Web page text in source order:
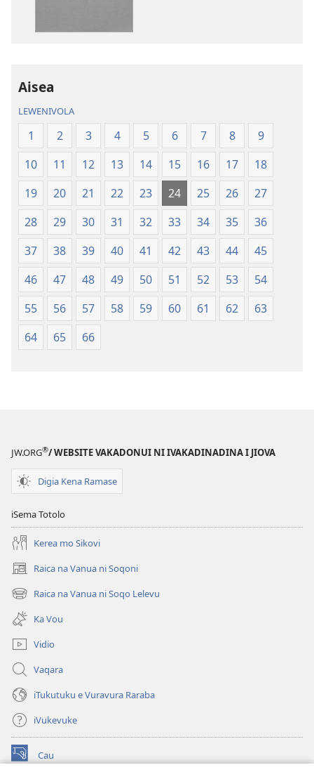
Vuravura
Vou
Aisea
LEWENIVOLA
1 2 3 4 5 6 7 8
9
10
11 12 13 14 15 16 17
18
19
20 21 22 23 24 25 26
27
28
29 30 31 32 33 34 35
36
37
38 39 40 41 42 43 44
45
46
47 48 49 50 51 52 53
54
55
56 57 58 59 60 61 62
63
64
65 66
JW.ORG®/ WEBSITE VAKADONUI NI IVAKADINADINA I JIOVA
Digia Kena Ramase
iSema Totolo
Kerea mo Sikovi
Raica na Vanua ni Soqoni
(opens
new
window)
Raica na Vanua ni Soqo Lelevu
(opens
new
window)
Ka Vou
Vidio
Vaqara
iTukutuku e Vuravura Raraba
iVukevuke
Cau
(opens